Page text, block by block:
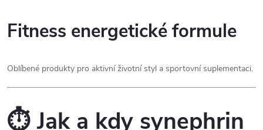
Fitness energetické formule
Oblíbené produkty pro aktivní životní styl a sportovní suplementaci.
⏱️ Jak a kdy synephrin